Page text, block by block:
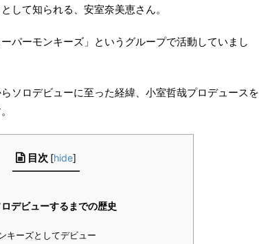
して知られる、安室奈美恵さん。
パーモンキーズ」というグループで活動していまし
ソロデビューに至った経緯、小室哲哉プロデュースを
目次 [hide]
デビューするまでの歴史
キーズとしてデビュー